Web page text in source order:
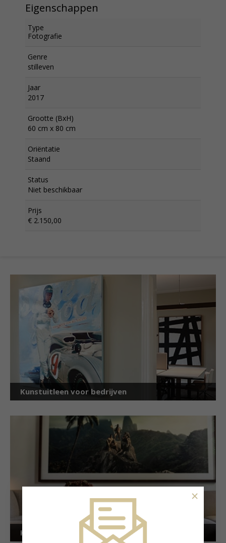
Eigenschappen
Type
Fotografie
Genre
stilleven
Jaar
2017
Grootte (BxH)
60 cm x 80 cm
Oriëntatie
Staand
Status
Niet beschikbaar
Prijs
€ 2.150,00
Kunstuitleen voor bedrijven
Kunstuitleen voor particulieren
×